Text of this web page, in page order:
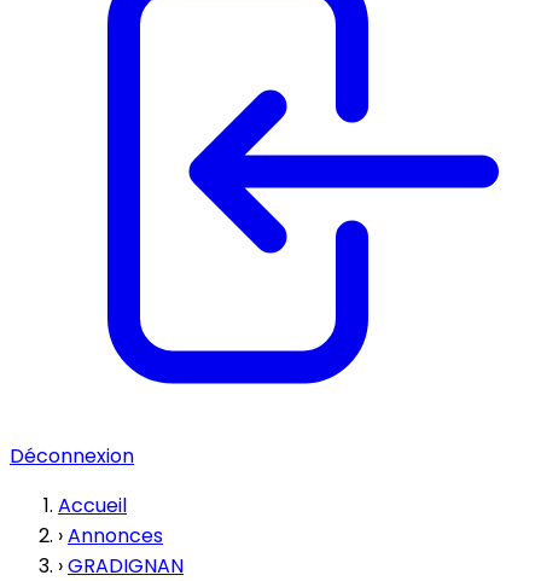
Déconnexion
Accueil
›Annonces
›GRADIGNAN